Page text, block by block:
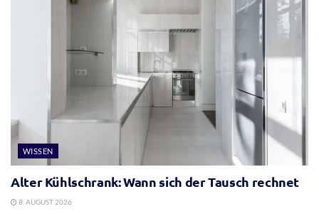
WISSEN
Alter Kühlschrank: Wann sich der Tausch rechnet
8. AUGUST 2026